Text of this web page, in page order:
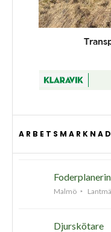
Malmö
Djurskötare